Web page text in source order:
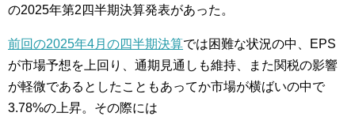
の2025年第2四半期決算発表があった。
前回の2025年4月の四半期決算では困難な状況の中、EPS
が市場予想を上回り、通期見通しも維持、また関税の影響
が軽微であるとしたこともあってか市場が横ばいの中で
3.78%の上昇。その際には